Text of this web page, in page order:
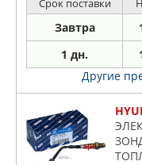
Срок поставки
Завтра
1 дн.
Другие